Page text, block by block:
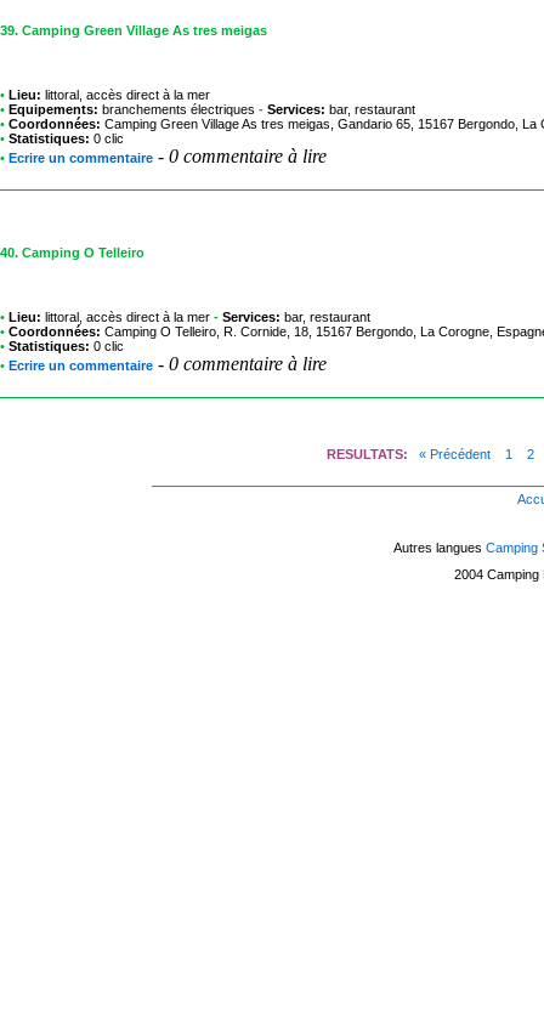
39. Camping Green Village As tres meigas
• Lieu: littoral, accès direct à la mer
• Equipements: branchements électriques - Services: bar, restaurant
• Coordonnées: Camping Green Village As tres meigas , Gandario 65, 15167 Bergondo,
• Statistiques: 0 clic
• Ecrire un commentaire - 0 commentaire à lire
40. Camping O Telleiro
• Lieu: littoral, accès direct à la mer - Services: bar, restaurant
• Coordonnées: Camping O Telleiro , R. Cornide, 18, 15167 Bergondo, La Corogne,
• Statistiques: 0 clic
• Ecrire un commentaire - 0 commentaire à lire
RESULTATS: « Précédent 1 2
Autres langues Camping
2004 Camping